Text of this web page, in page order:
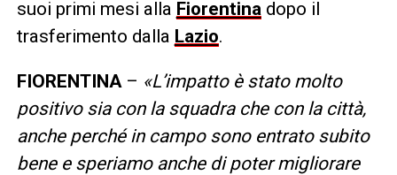
suoi primi mesi alla Fiorentina dopo il
trasferimento dalla Lazio.
FIORENTINA – «L’impatto è stato molto
positivo sia con la squadra che con la città,
anche perché in campo sono entrato subito
bene e speriamo anche di poter migliorare